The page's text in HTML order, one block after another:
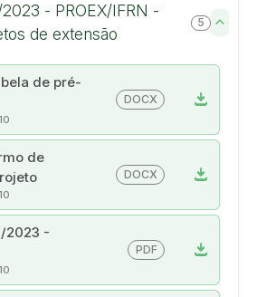
- PROEX/IFRN -
de extensão
5
de pré-
download
DOCX
de
download
DOCX
2023 -
download
PDF